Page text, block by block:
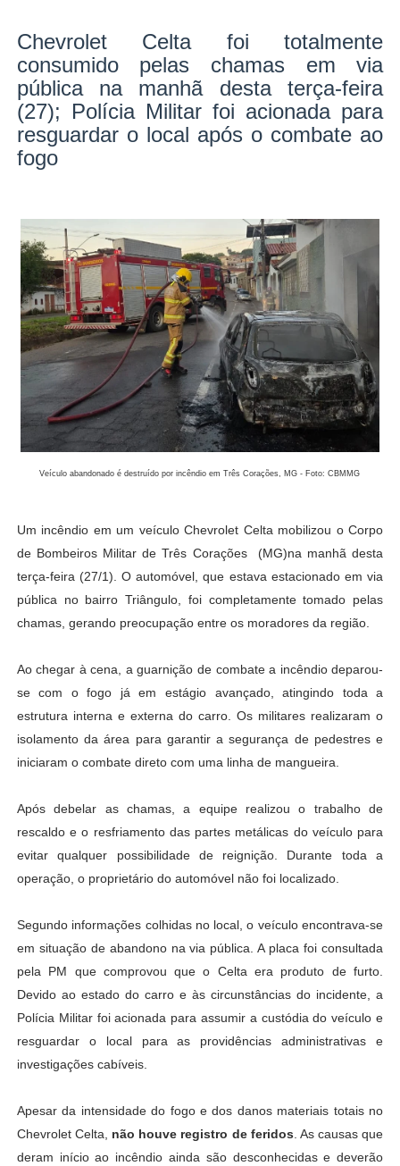
o
k
p
r
Chevrolet Celta foi totalmente
consumido pelas chamas em via
pública na manhã desta terça-feira
(27); Polícia Militar foi acionada para
resguardar o local após o combate ao
fogo
Veículo abandonado é destruído por incêndio em Três Corações, MG - Foto: CBMMG
Um incêndio em um veículo Chevrolet Celta mobilizou o Corpo
de Bombeiros Militar de Três Corações
(MG)na manhã desta
terça-feira (27/1). O automóvel, que estava estacionado em via
pública no bairro Triângulo, foi completamente tomado pelas
chamas, gerando preocupação entre os moradores da região.
Ao chegar à cena, a guarnição de combate a incêndio deparou-
se com o fogo já em estágio avançado, atingindo toda a
estrutura interna e externa do carro. Os militares realizaram o
isolamento da área para garantir a segurança de pedestres e
iniciaram o combate direto com uma linha de mangueira.
Após debelar as chamas, a equipe realizou o trabalho de
rescaldo e o resfriamento das partes metálicas do veículo para
evitar qualquer possibilidade de reignição. Durante toda a
operação, o proprietário do automóvel não foi localizado.
Segundo informações colhidas no local, o veículo encontrava-se
em situação de abandono na via pública. A placa foi consultada
pela PM que comprovou que o Celta era produto de furto.
Devido ao estado do carro e às circunstâncias do incidente, a
Polícia Militar foi acionada para assumir a custódia do veículo e
resguardar o local para as providências administrativas e
investigações cabíveis.
Apesar da intensidade do fogo e dos danos materiais totais no
Chevrolet Celta, não houve registro de feridos. As causas que
deram início ao incêndio ainda são desconhecidas e deverão